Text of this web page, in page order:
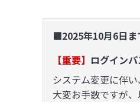
■2025年10月6日ま
【重要】 ログイン
システム変更に伴
大変お手数ですが